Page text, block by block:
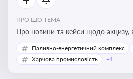
ПРО ЩО ТЕМА:
Про новини та кейси щодо акцизу,
важливим для підприємств, які
виробляють або реалізують
Паливно-енергетичний комплекс
Харчова промисловість
+1